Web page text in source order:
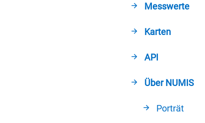
Messwerte
Karten
API
Über NUMIS
Porträt